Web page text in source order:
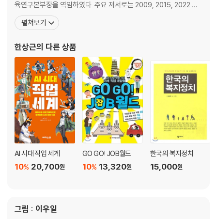
저널리스카 - 기자
파티스탄 - 파티플래너
말바꿔주아 - 통역사
법대로국 - 변호사
폴리시리아 - 경찰관
보디가리아 - 경호원
다음 비행기를 타기 전에 잠시 쉬어가요!
펀펀대륙 - 넘치는 끼로 재미를 추구하는 창조의 세계
페인티리아 - 화가
카투스탄 - 만화가
액토란디아- 배우
인디자이나 - 제품디자이너
나를따르라이아 - 지휘자
씽쏭리아 - 가수
육연구본부장을 역임하였다. 주요 저서로는 2009, 2015, 2022 개
정 교육과정 《진로와 직업》 교과서, 《GO GO! JOB월드》(와이즈만
북스, 2018), 《미래의 직업세계-직업편, 학과편》(교육부·한국직업
중앙, 2010), 《10살에 떠나는 미래
펼쳐보기
한상근의 다른 상품
AI 시대 직업 세계
20,700원
10%
GO GO! JOB월드
13,320원
10%
한국의 복지정치
15,000원
그림 : 이우일